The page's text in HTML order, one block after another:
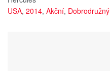
USA, 2014, Akční, Dobrodružný